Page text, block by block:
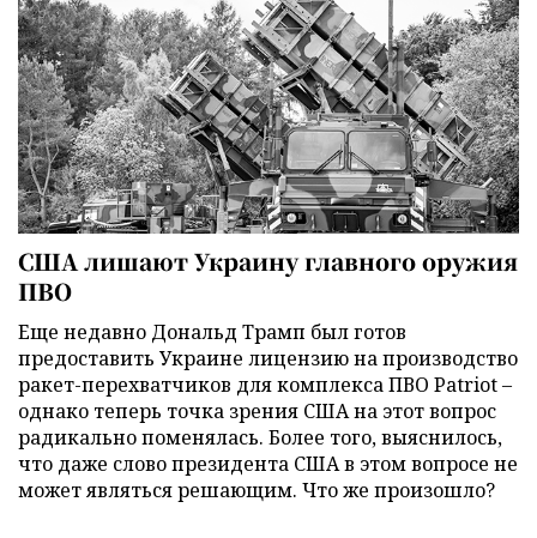
США лишают Украину главного оружия
ПВО
Еще недавно Дональд Трамп был готов
предоставить Украине лицензию на производство
ракет-перехватчиков для комплекса ПВО Patriot –
однако теперь точка зрения США на этот вопрос
радикально поменялась. Более того, выяснилось,
что даже слово президента США в этом вопросе не
может являться решающим. Что же произошло?